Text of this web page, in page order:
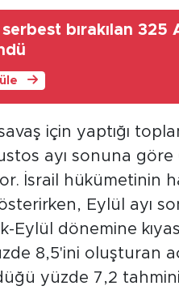
bırakılan 325
için yaptığı
ayı sonuna göre
İsrail hükümetinin
Eylül ayı
Eylül dönemine
8,5'ini oluşturan
yüzde 7,2